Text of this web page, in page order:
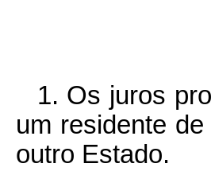
1. Os juros
um residente
outro Estado.